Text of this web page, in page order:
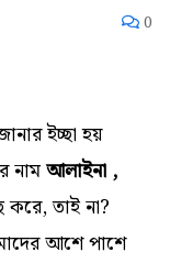
0
ইচ্ছা হয়
নামআলাইনা ,
তাই না?
আশে পাশে